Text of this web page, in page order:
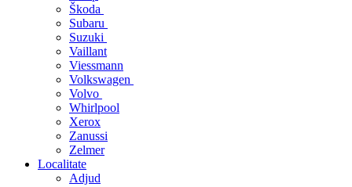
Škoda
Subaru
Suzuki
Vaillant
Viessmann
Volkswagen
Volvo
Whirlpool
Xerox
Zanussi
Zelmer
Localitate
Adjud